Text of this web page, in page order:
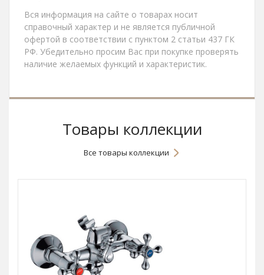
Вся информация на сайте о товарах носит
справочный характер и не является публичной
офертой в соответствии с пунктом 2 статьи 437 ГК
РФ. Убедительно просим Вас при покупке проверять
наличие желаемых функций и характеристик.
Товары коллекции
Все товары коллекции